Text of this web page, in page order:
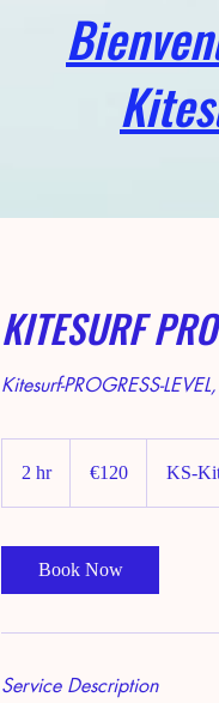
KITESURF
Kitesurf-PROGRESS-
2 hr2
€120 KS-
Book Now
Service Description